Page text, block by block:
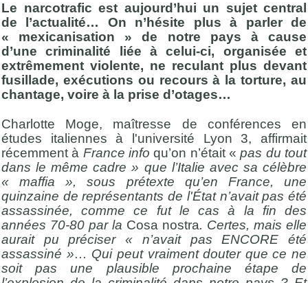
Le narcotrafic est aujourd’hui un sujet central
de l’actualité… On n’hésite plus à parler de
« mexicanisation » de notre pays à cause
d’une criminalité liée à celui-ci, organisée et
extrêmement violente, ne reculant plus devant
fusillade, exécutions ou recours à la torture, au
chantage, voire à la prise d’otages…
Charlotte Moge, maîtresse de conférences en
études italiennes à l'université Lyon 3, affirmait
récemment à France info qu’on n’était « pas du tout
dans le même cadre » que l’Italie avec sa célèbre
« maffia », sous prétexte qu’en France, une
quinzaine de représentants de l'État n’avait pas été
assassinée, comme ce fut le cas à la fin des
années 70-80 par la Cosa nostra. Certes, mais elle
aurait pu préciser « n’avait pas ENCORE été
assassiné »… Qui peut vraiment douter que ce ne
soit pas une plausible prochaine étape de